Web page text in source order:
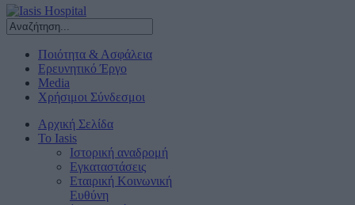
Ποιότητα & Ασφάλεια
Ερευνητικό Έργο
Media
Χρήσιμοι Σύνδεσμοι
Αρχική Σελίδα
Το Iasis
Ιστορική αναδρομή
Εγκαταστάσεις
Εταιρική Κοινωνική
Ευθύνη